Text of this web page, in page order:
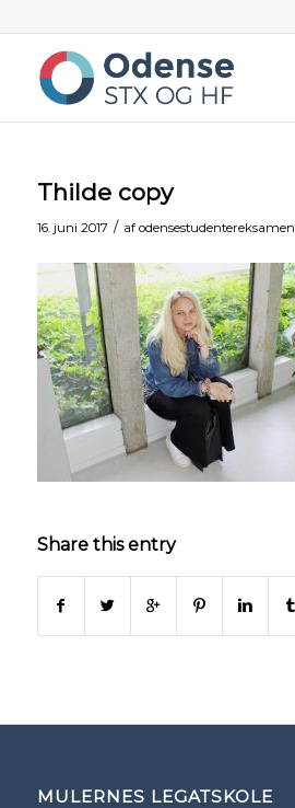
Thilde copy
16. juni 2017 / af odensestudentereksamen
Share this entry
MULERNES LEGATSKOLE